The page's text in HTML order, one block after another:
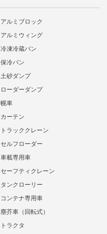
アルミブロック
アルミウィング
冷凍冷蔵バン
保冷バン
土砂ダンプ
ローダーダンプ
幌車
カーテン
トラッククレーン
セルフローダー
車載専用車
セーフティクレーン
タンクローリー
コンテナ専用車
塵芥車（回転式）
トラクタ